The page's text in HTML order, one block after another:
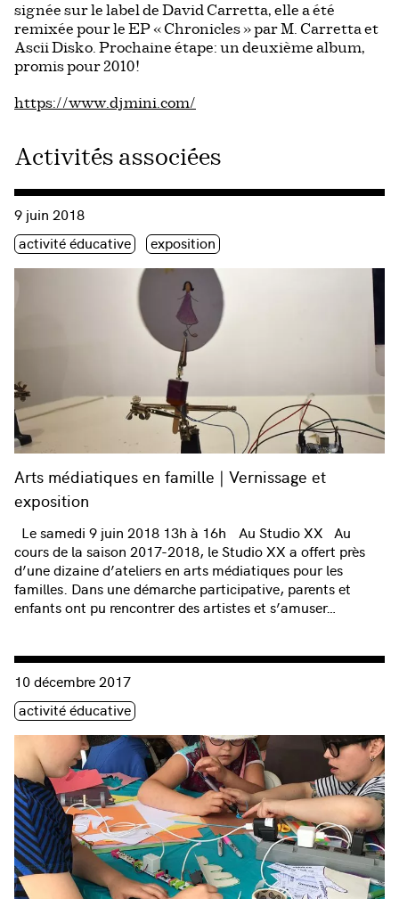
signée sur le label de David Carretta, elle a été
remixée pour le EP « Chronicles » par M. Carretta et
Ascii Disko. Prochaine étape: un deuxième album,
promis pour 2010!
https://www.djmini.com/
Activités associées
Arts médiatiques en famille | Vernissage et
exposition
Consulter « Arts médiatiques en famille | Vernissage et
9 juin 2018
Étiquette(s)
activité éducative exposition
Le samedi 9 juin 2018 13h à 16h Au Studio XX Au
cours de la saison 2017-2018, le Studio XX a offert près
d’une dizaine d’ateliers en arts médiatiques pour les
familles. Dans une démarche participative, parents et
enfants ont pu rencontrer des artistes et s’amuser…
Consulter « Arts médiatiques en famille, bidouillage sonore
10 décembre 2017
Étiquette(s)
activité éducative